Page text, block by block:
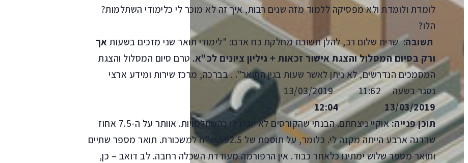
לומדת ולומדת ולא מפסיקה ללמוד מזה שנים רבות, איך זה לא מוכר לי כלימודי השתלמות?
הלו?
תשובה: שרית שלום רב, להלן תשובת מחלקת כח אדם: "לימודי תואר שני מזכים בשעות אך
ורק בסיוםהמסלול והצגת אישור זכאות + גיליון ציונים לכ"א. טרם סיום המסלול והצגת
המסמכים הנדרשים, לא ניתן לאשר שעות בגין התואר". . בברכה, מרכז שירות ומידע ארצי
נסגר בשעה 11:62 13/03/2019
13/03/2019 12:04
תוכן פנייה:
אוקיי ניצחתם. הבנתי שהקורסים לא יוכרו לי כהשתלמויות. אוותר על ה-7.5 אחוז
שדרגה ארבע הייתה מקנה לי. כלומר, על תוספת של 592.5 ש"ח למשכורת. תואר מספר שתיים
ותואר מספר שלוש ימתינו כלאחר כבוד. אין הרפורמה מעודדת השכלה רחבה. לב דואב – כן,